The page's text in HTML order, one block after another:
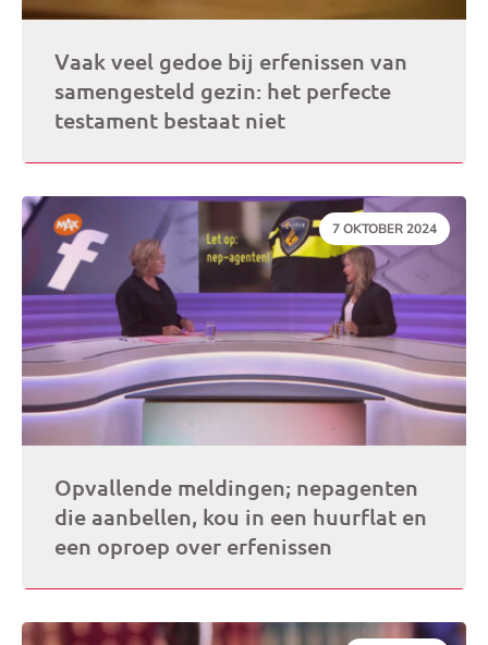
Vaak veel gedoe bij erfenissen van
samengesteld gezin: het perfecte
testament bestaat niet
DATUM:
7 OKTOBER 2024
Opvallende meldingen; nepagenten
die aanbellen, kou in een huurflat en
een oproep over erfenissen